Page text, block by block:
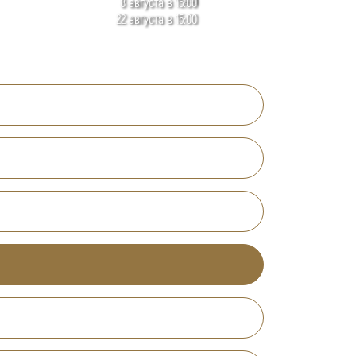
22 августа в 15:00